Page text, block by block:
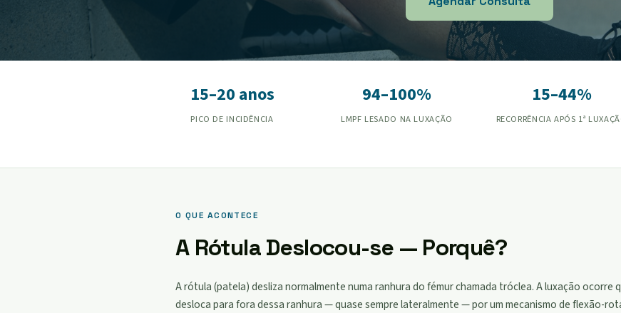
15–20 anos
PICO DE INCIDÊNCIA
94–100%
LMPF LESADO NA LUXAÇÃO
15–44%
RECORRÊNCIA APÓS 1ª
O QUE ACONTECE
A Rótula Deslocou-se — Porquê?
A rótula (patela) desliza normalmente numa ranhura do fémur chamada tróclea. A luxação ocorre
desloca para fora dessa ranhura — quase sempre lateralmente — por um mecanismo de flexão-